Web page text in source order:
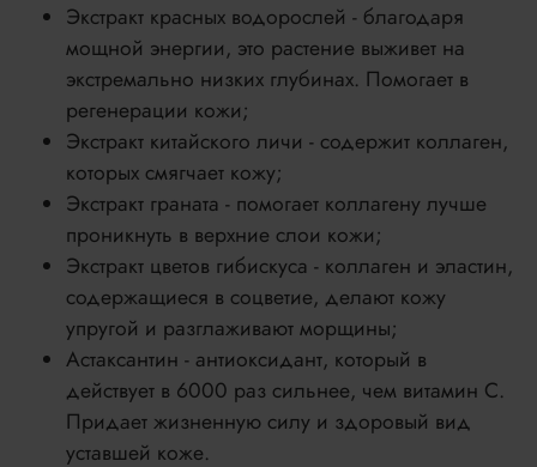
Экстракт красных водорослей - благодаря
мощной энергии, это растение выживет на
экстремально низких глубинах. Помогает в
регенерации кожи;
Экстракт китайского личи - содержит коллаген,
которых смягчает кожу;
Экстракт граната - помогает коллагену лучше
проникнуть в верхние слои кожи;
Экстракт цветов гибискуса - коллаген и эластин,
содержащиеся в соцветие, делают кожу
упругой и разглаживают морщины;
Астаксантин - антиоксидант, который в
действует в 6000 раз сильнее, чем витамин С.
Придает жизненную силу и здоровый вид
уставшей коже.